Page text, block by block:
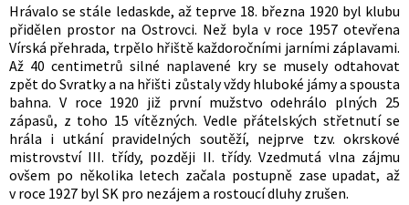
Hrávalo se stále ledaskde, až teprve 18. března 1920 byl klubu
přidělen prostor na Ostrovci. Než byla v roce 1957 otevřena
Vírská přehrada, trpělo hřiště každoročními jarními záplavami.
Až 40 centimetrů silné naplavené kry se musely odtahovat
zpět do Svratky a na hřišti zůstaly vždy hluboké jámy a spousta
bahna. V roce 1920 již první mužstvo odehrálo plných 25
zápasů, z toho 15 vítězných. Vedle přátelských střetnutí se
hrála i utkání pravidelných soutěží, nejprve tzv. okrskové
mistrovství III. třídy, později II. třídy. Vzedmutá vlna zájmu
ovšem po několika letech začala postupně zase upadat, až
v roce 1927 byl SK pro nezájem a rostoucí dluhy zrušen.